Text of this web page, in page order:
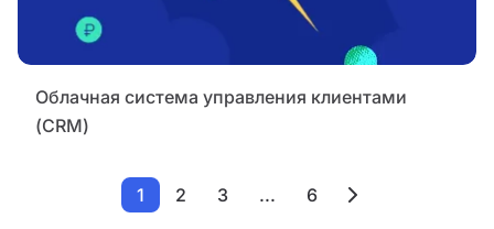
Облачная система управления клиентами
(CRM)
1 2 3 ... 6